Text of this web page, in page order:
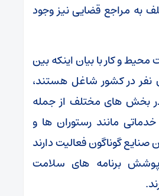
به مراجع قضایی نیز وجود
و کار با بیان اینکه بین
میلیون نفر در کشور شاغل هستند،
بخش های مختلف از جمله
مانند رستوران ها و
گوناگون فعالیت دارند
برنامه های سلامت